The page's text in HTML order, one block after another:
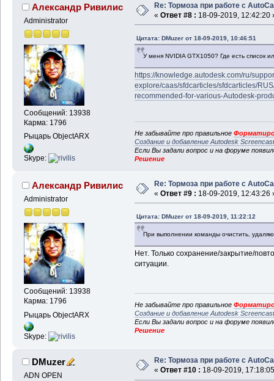
Александр Ривилис
Administrator
Сообщений: 13938
Карма: 1796
Рыцарь ObjectARX
Skype:
Re: Тормоза при работе с
« Ответ #8 : 18-09-2019, 12:42:20
Цитата: DMuzer от 18-09-2019, 10:46:51
У меня NVIDIA GTX1050? Где есть список
https://knowledge.autodesk.com/ru/
explore/caas/sfdcarticles/sfdcarticles/
recommended-for-various-Autodesk-
Не забывайте про правильное
Создание и добавление Autodesk
Если Вы задали вопрос и на форуме
Решение
Александр Ривилис
Administrator
Сообщений: 13938
Карма: 1796
Рыцарь ObjectARX
Skype:
Re: Тормоза при работе с
« Ответ #9 : 18-09-2019, 12:43:26
Цитата: DMuzer от 18-09-2019, 11:22:12
При выполнении команды очистить,
Нет. Только сохранение/закрытие/
ситуации.
Не забывайте про правильное
Создание и добавление Autodesk
Если Вы задали вопрос и на форуме
Решение
DMuzer
ADN OPEN
Re: Тормоза при работе с
« Ответ #10 : 18-09-2019,